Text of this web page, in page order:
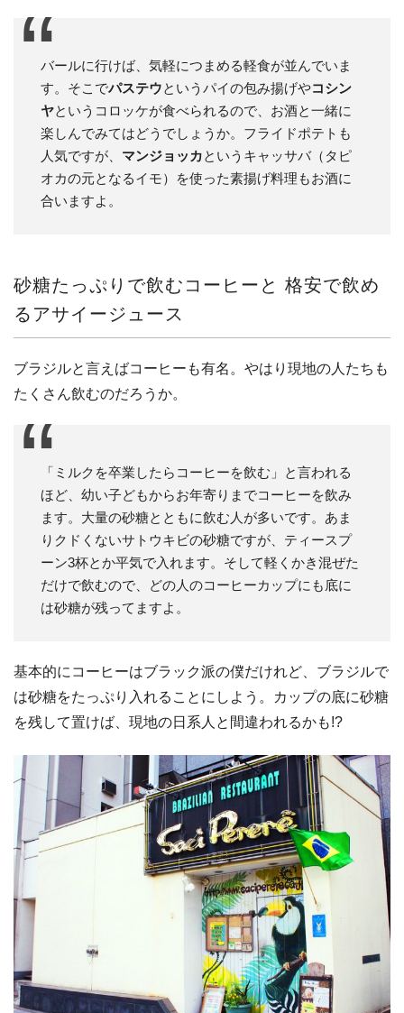
バールに行けば、気軽につまめる軽食が並んでいま
す。そこでパステウというパイの包み揚げやコシン
ヤというコロッケが食べられるので、お酒と一緒に
楽しんでみてはどうでしょうか。フライドポテトも
人気ですが、 マンジョッカというキャッサバ（タピ
オカの元となるイモ）を使った素揚げ料理もお酒に
合いますよ。
砂糖たっぷりで飲むコーヒーと 格安で飲め
るアサイージュース
ブラジルと言えばコーヒーも有名。やはり現地の人たちも
たくさん飲むのだろうか。
「ミルクを卒業したらコーヒーを飲む」と言われる
ほど、幼い子どもからお年寄りまでコーヒーを飲み
ます。大量の砂糖とともに飲む人が多いです。あま
りクドくないサトウキビの砂糖ですが、ティースプ
ーン3杯とか平気で入れます。そして軽くかき混ぜた
だけで飲むので、どの人のコーヒーカップにも底に
は砂糖が残ってますよ。
基本的にコーヒーはブラック派の僕だけれど、ブラジルで
は砂糖をたっぷり入れることにしよう。カップの底に砂糖
を残して置けば、現地の日系人と間違われるかも!?